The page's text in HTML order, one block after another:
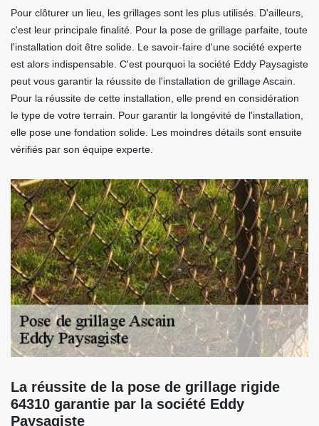
Pour clôturer un lieu, les grillages sont les plus utilisés. D'ailleurs,
c'est leur principale finalité. Pour la pose de grillage parfaite, toute
l'installation doit être solide. Le savoir-faire d'une société experte
est alors indispensable. C'est pourquoi la société Eddy Paysagiste
peut vous garantir la réussite de l'installation de grillage Ascain.
Pour la réussite de cette installation, elle prend en considération
le type de votre terrain. Pour garantir la longévité de l'installation,
elle pose une fondation solide. Les moindres détails sont ensuite
vérifiés par son équipe experte.
La réussite de la pose de grillage rigide
64310 garantie par la société Eddy
Paysagiste